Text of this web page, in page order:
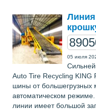
05 июля
Auto Tire Recycling KING
шины от большегрузных
автоматическом
линии имеет большой